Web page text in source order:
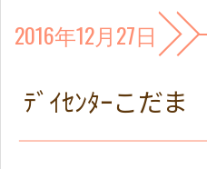
2016年12月27日
ﾃﾞｲｾﾝﾀｰこだ